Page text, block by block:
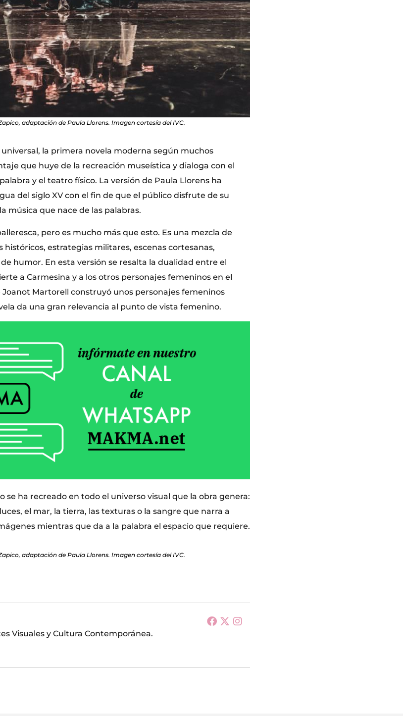
adaptación de Paula Llorens. Imagen cortesía del IVC.
universal, la primera novela moderna según muchos
que huye de la recreación museística y dialoga con el
y el teatro físico. La versión de Paula Llorens ha
del siglo XV con el fin de que el público disfrute de su
música que nace de las palabras.
pero es mucho más que esto. Es una mezcla de
históricos, estrategias militares, escenas cortesanas,
humor. En esta versión se resalta la dualidad entre el
a Carmesina y a los otros personajes femeninos en el
Martorell construyó unos personajes femeninos
da una gran relevancia al punto de vista femenino.
se ha recreado en todo el universo visual que la obra genera:
el mar, la tierra, las texturas o la sangre que narra a
mientras que da a la palabra el espacio que requiere.
adaptación de Paula Llorens. Imagen cortesía del IVC.
Visuales y Cultura Contemporánea.